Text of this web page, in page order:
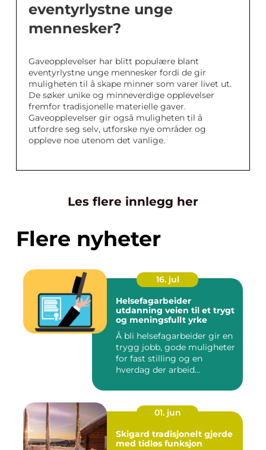
eventyrlystne unge
mennesker?
Gaveopplevelser har blitt populære blant
eventyrlystne unge mennesker fordi de gir
muligheten til å skape minner som varer livet ut.
De søker unike og minneverdige opplevelser
fremfor tradisjonelle materielle gaver.
Gaveopplevelser gir også muligheten til å
utfordre seg selv, utforske nye områder og
oppleve noe utenom det vanlige.
Les flere innlegg her
Flere nyheter
16. jul
Helsefagarbeider
utdanning veien til et trygt
og meningsfullt yrke
Å bli helsefagarbeider gir en
trygg jobb, gode muligheter
for fast stilling og en
hverdag der arbeid...
01. jun
Skigard tradisjonelt gjerde
med tidløs funksjon